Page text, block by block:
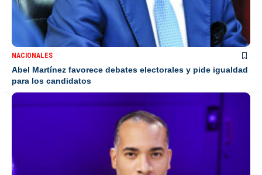
NACIONALES
Abel Martínez favorece debates electorales y pide igualdad
para los candidatos